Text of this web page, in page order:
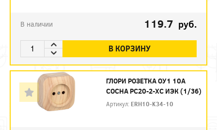
В наличии 119.7 руб.
В КОРЗИНУ
ГЛОРИ РОЗЕТКА ОУ1 10А
СОСНА РС20-2-ХС ИЭК (1/36)
Артикул: ERH10-K34-10